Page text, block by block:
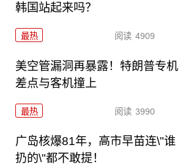
韩国站起来吗？
最热 阅读 4909
美空管漏洞再暴露！特朗普专机
差点与客机撞上
最热 阅读 3990
广岛核爆81年，高市早苗连\"谁
扔的\"都不敢提！